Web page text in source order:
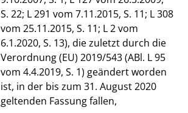
S. 22; L 291 vom 7.11.2015, S. 11; L 308
vom 25.11.2015, S. 11; L 2 vom
6.1.2020, S. 13), die zuletzt durch die
Verordnung (EU) 2019/543 (ABl. L 95
vom 4.4.2019, S. 1) geändert worden
ist, in der bis zum 31. August 2020
geltenden Fassung fallen,